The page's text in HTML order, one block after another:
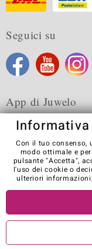
Seguici su
App di Juwelo
Condizioni generali di
Note legali
Visit
© Juwelo
Con il tuo consenso,
modo ottimale e
pulsante "Accetta",
l'uso dei cookie o
ulteriori